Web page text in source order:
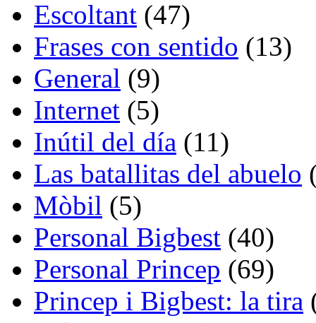
Escoltant (47)
Frases con sentido (13)
General (9)
Internet (5)
Inútil del día (11)
Las batallitas del abuelo
Mòbil (5)
Personal Bigbest (40)
Personal Princep (69)
Princep i Bigbest: la tira